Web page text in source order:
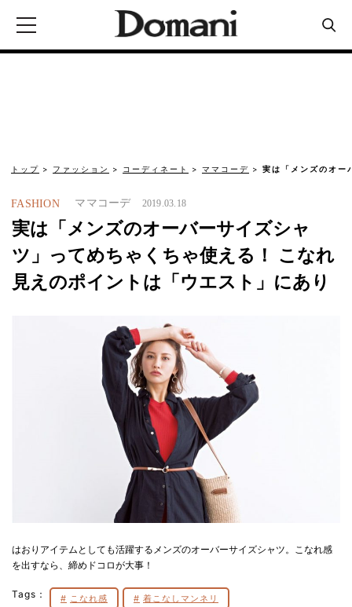
トップ ファッション コーディネート ママコーデ 実は「メンズのオー
FASHION ママコーデ 2019.03.18
実は「メンズのオーバーサイズシャ
ツ」ってめちゃくちゃ使える！ こなれ
見えのポイントは「ウエスト」にあり
はおりアイテムとしても活躍するメンズのオーバーサイズシャツ。こなれ感
を出すなら、締めドコロが大事！
Tags： こなれ感 着こなしマンネリ